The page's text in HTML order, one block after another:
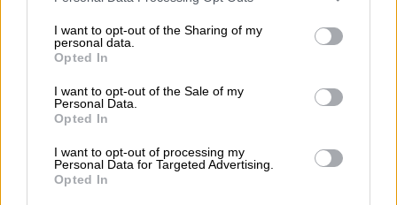
not limited to your visit or usage behaviour. You may click to
grant or deny consent to Google and its third-party tags to
use your data for below specified purposes in below Google
consent section.
I want to opt-out of the Sharing of my
personal data.
Opted In
I want to opt-out of the Sale of my
Personal Data.
Opted In
I want to opt-out of processing my
Personal Data for Targeted Advertising.
Opted In
Γαϊδουρονήσι: Επιχειρηματίας άλλαξε
επωνυμία για να γλιτώσει το λουκέτο
Κατάφερε να γλιτώσει το πολυήμερο
λουκέτο από την ΑΑΔΕ, αλλάζοντας ΑΦΜ
και επωνυμία
ΑΛΛΑ #TAGS